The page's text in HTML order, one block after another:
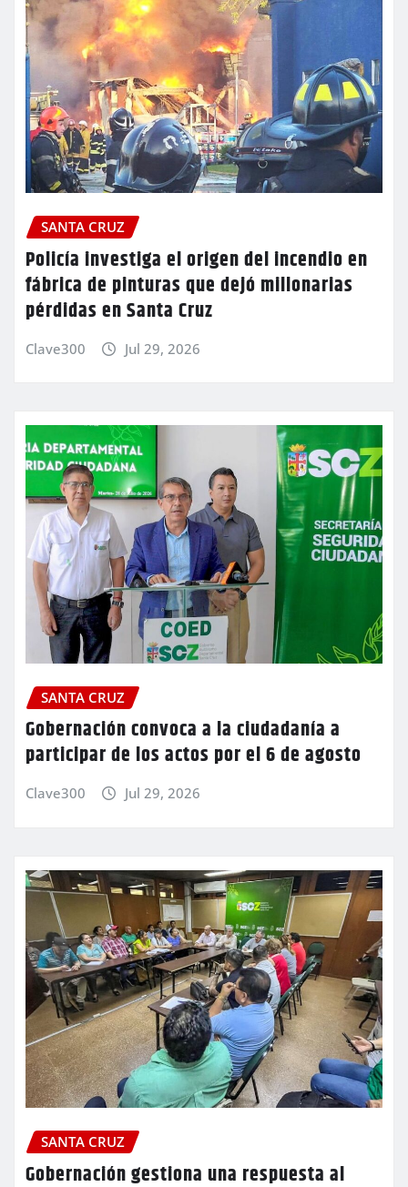
SANTA CRUZ
Policía investiga el origen del incendio en
fábrica de pinturas que dejó millonarias
pérdidas en Santa Cruz
Clave300 Jul 29, 2026
SANTA CRUZ
Gobernación convoca a la ciudadanía a
participar de los actos por el 6 de agosto
Clave300 Jul 29, 2026
SANTA CRUZ
Gobernación gestiona una respuesta al